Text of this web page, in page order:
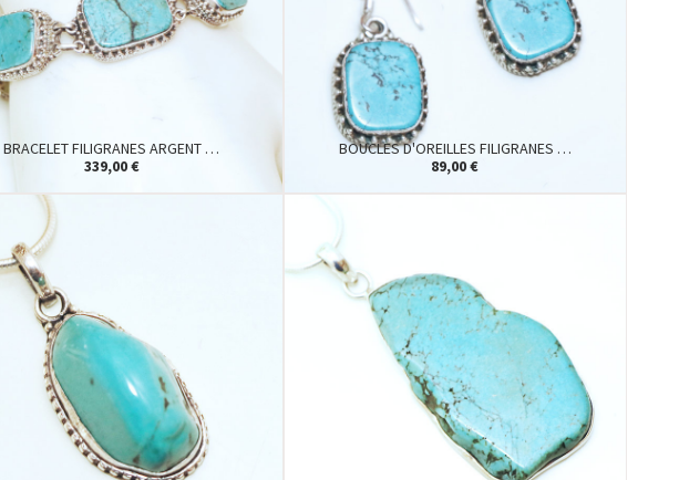
BRACELET FILIGRANES ARGENT …
339,00 €
BOUCLES D'OREILLES FILIGRANES …
89,00 €